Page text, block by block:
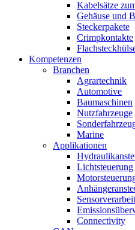
Kabelsätze
Gehäuse und
Steckerpakete
Crimpkontakte
Kompetenzen
Branchen
Agrartechnik
Automotive
Baumaschinen
Nutzfahrzeuge
Marine
Applikationen
Lichtsteuerung
Connectivity